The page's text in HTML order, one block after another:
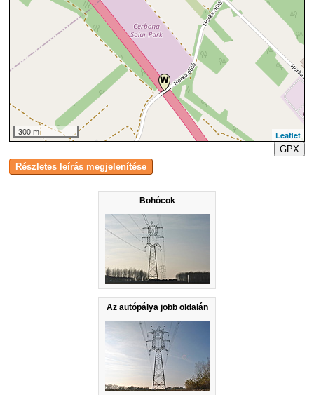
Bohócok
Az autópálya jobb oldalán
300 m
Leaflet
GPX